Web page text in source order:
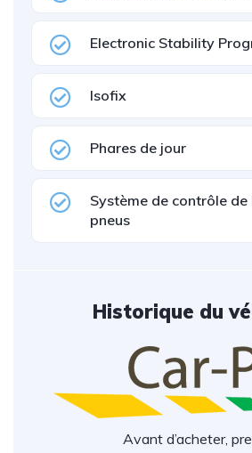
Electronic Stability
Isofix
Phares de jour
Système de contrôle de
pneus
Historique du
Avant d’acheter,